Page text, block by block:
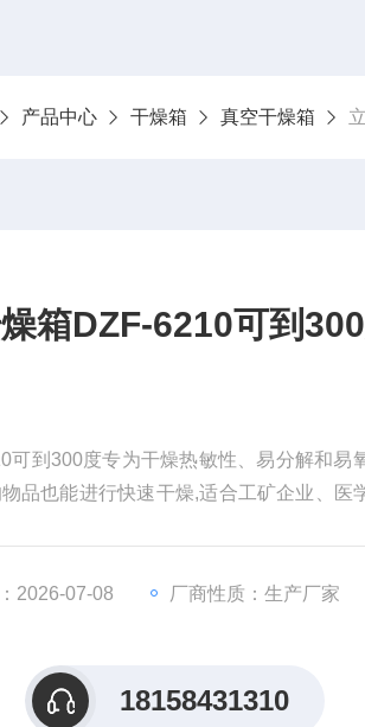
产品中心 干燥箱 真空干燥箱
箱DZF-6210可到
可到300度专为干燥热敏性、易分解和易
品也能进行快速干燥,适合工矿企业、医
2026-07-08 厂商性质：生产厂家
18158431310